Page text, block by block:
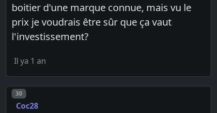
boitier d'une marque connue, mais vu le
prix je voudrais être sûr que ça vaut
l'investissement?
Il ya 1 an
Post number
30
Coc28